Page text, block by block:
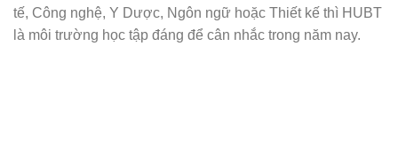
tế, Công nghệ, Y Dược, Ngôn ngữ hoặc Thiết kế thì HUBT
là môi trường học tập đáng để cân nhắc trong năm nay.